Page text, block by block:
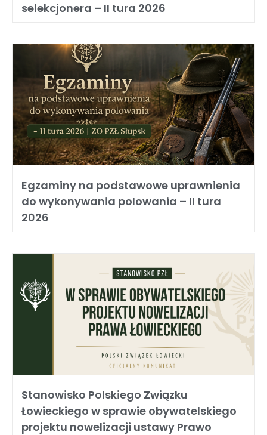
selekcjonera – II tura 2026
Egzaminy na podstawowe uprawnienia
do wykonywania polowania – II tura
2026
Stanowisko Polskiego Związku
Łowieckiego w sprawie obywatelskiego
projektu nowelizacji ustawy Prawo